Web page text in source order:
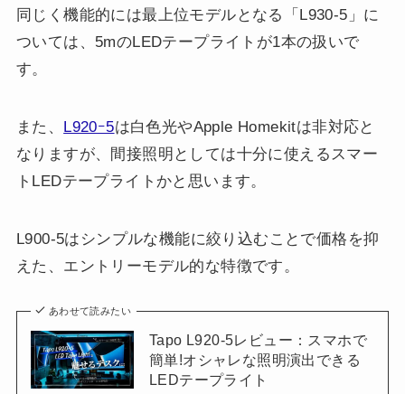
同じく機能的には最上位モデルとなる「L930-5」に
ついては、5mのLEDテープライトが1本の扱いで
す。
また、 L920ｰ5は白色光やApple Homekitは非対応と
なりますが、間接照明としては十分に使えるスマー
トLEDテープライトかと思います。
L900-5はシンプルな機能に絞り込むことで価格を抑
えた、エントリーモデル的な特徴です。
あわせて読みたい
Tapo L920-5レビュー：スマホで
簡単!オシャレな照明演出できる
LEDテープライト